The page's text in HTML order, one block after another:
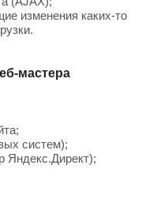
изменения каких-то
мастера
систем);
Яндекс.Директ);